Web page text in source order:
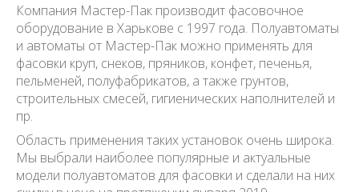
Компания Мастер-Пак производит фасовочное
оборудование в Харькове с 1997 года. Полуавтоматы
и автоматы от Мастер-Пак можно применять для
фасовки круп, снеков, пряников, конфет, печенья,
пельменей, полуфабрикатов, а также грунтов,
строительных смесей, гигиенических наполнителей и
пр.
Область применения таких установок очень широка.
Мы выбрали наиболее популярные и актуальные
модели полуавтоматов для фасовки и сделали на них